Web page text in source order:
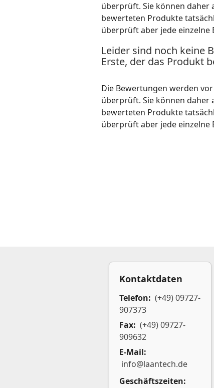
überprüft. Sie können daher
bewerteten Produkte
überprüft aber jede
Leider sind noch keine
Erste, der das Produkt
Die Bewertungen werden
überprüft. Sie können daher
bewerteten Produkte
überprüft aber jede
Kontaktdaten
Telefon: (+49) 09727-
907373
Fax: (+49) 09727-
909632
E-Mail:
info@laantech.de
Geschäftszeiten: